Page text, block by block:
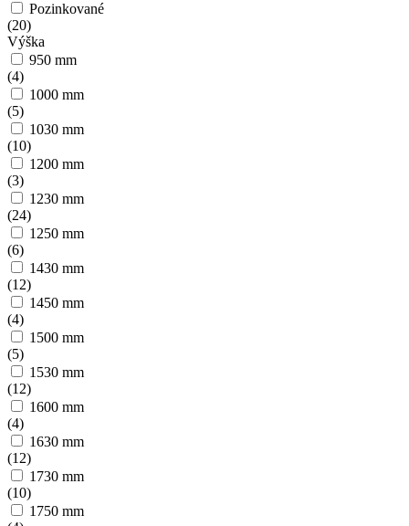
Pozinkované
(20)
Výška
950 mm
(4)
1000 mm
(5)
1030 mm
(10)
1200 mm
(3)
1230 mm
(24)
1250 mm
(6)
1430 mm
(12)
1450 mm
(4)
1500 mm
(5)
1530 mm
(12)
1600 mm
(4)
1630 mm
(12)
1730 mm
(10)
1750 mm